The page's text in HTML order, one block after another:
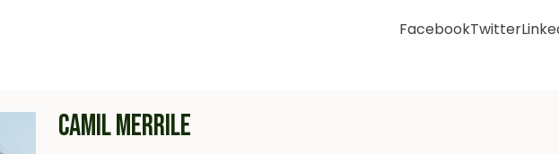
FacebookTwitter
CAMIL MERRILE